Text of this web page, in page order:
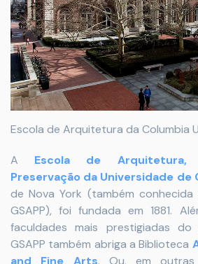
Escola de Arquitetura da Columbia
A Escola de Arquitetura,
Preservação da Universidade de
de Nova York (também conhecida
GSAPP), foi fundada em 1881.
faculdades mais prestigiadas
GSAPP também abriga a Biblioteca